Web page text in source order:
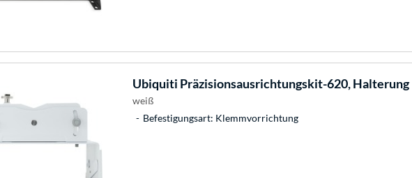
Ubiquiti Präzisionsausrichtungskit-620, Halterung
weiß
Befestigungsart: Klemmvorrichtung